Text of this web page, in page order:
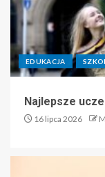
EDUKACJA
Najlepsze
16 lipca 2026